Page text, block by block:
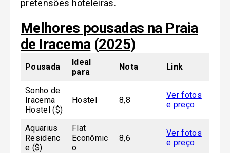
pretensões hoteleiras.
Melhores pousadas na Praia
de Iracema(2025)
Pousada
Ideal
para
Nota Link
Sonho de
Iracema
Hostel ($)
Hostel 8,8
Ver fotos
e preço
Aquarius
Residenc
e ($)
Flat
Econômic
o
8,6
Ver fotos
e preço